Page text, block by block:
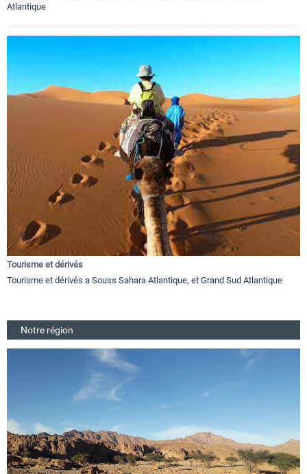
Atlantique
Tourisme et dérivés
Tourisme et dérivés a Souss Sahara Atlantique, et Grand Sud Atlantique
Notre région